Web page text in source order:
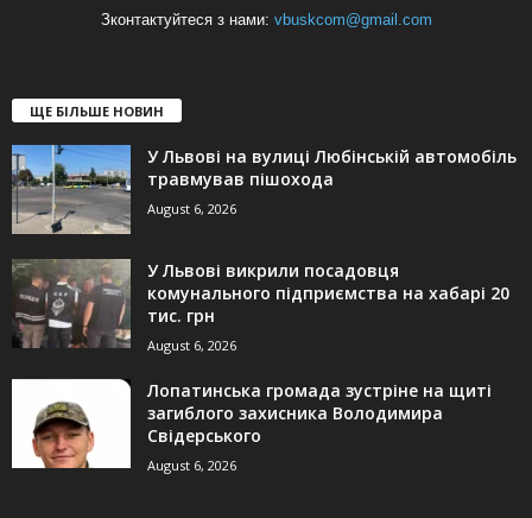
Зконтактуйтеся з нами: vbuskcom@gmail.com
ЩЕ БІЛЬШЕ НОВИН
У Львові на вулиці Любінській автомобіль
травмував пішохода
August 6, 2026
У Львові викрили посадовця
комунального підприємства на хабарі 20
тис. грн
August 6, 2026
Лопатинська громада зустріне на щиті
загиблого захисника Володимира
Свідерського
August 6, 2026